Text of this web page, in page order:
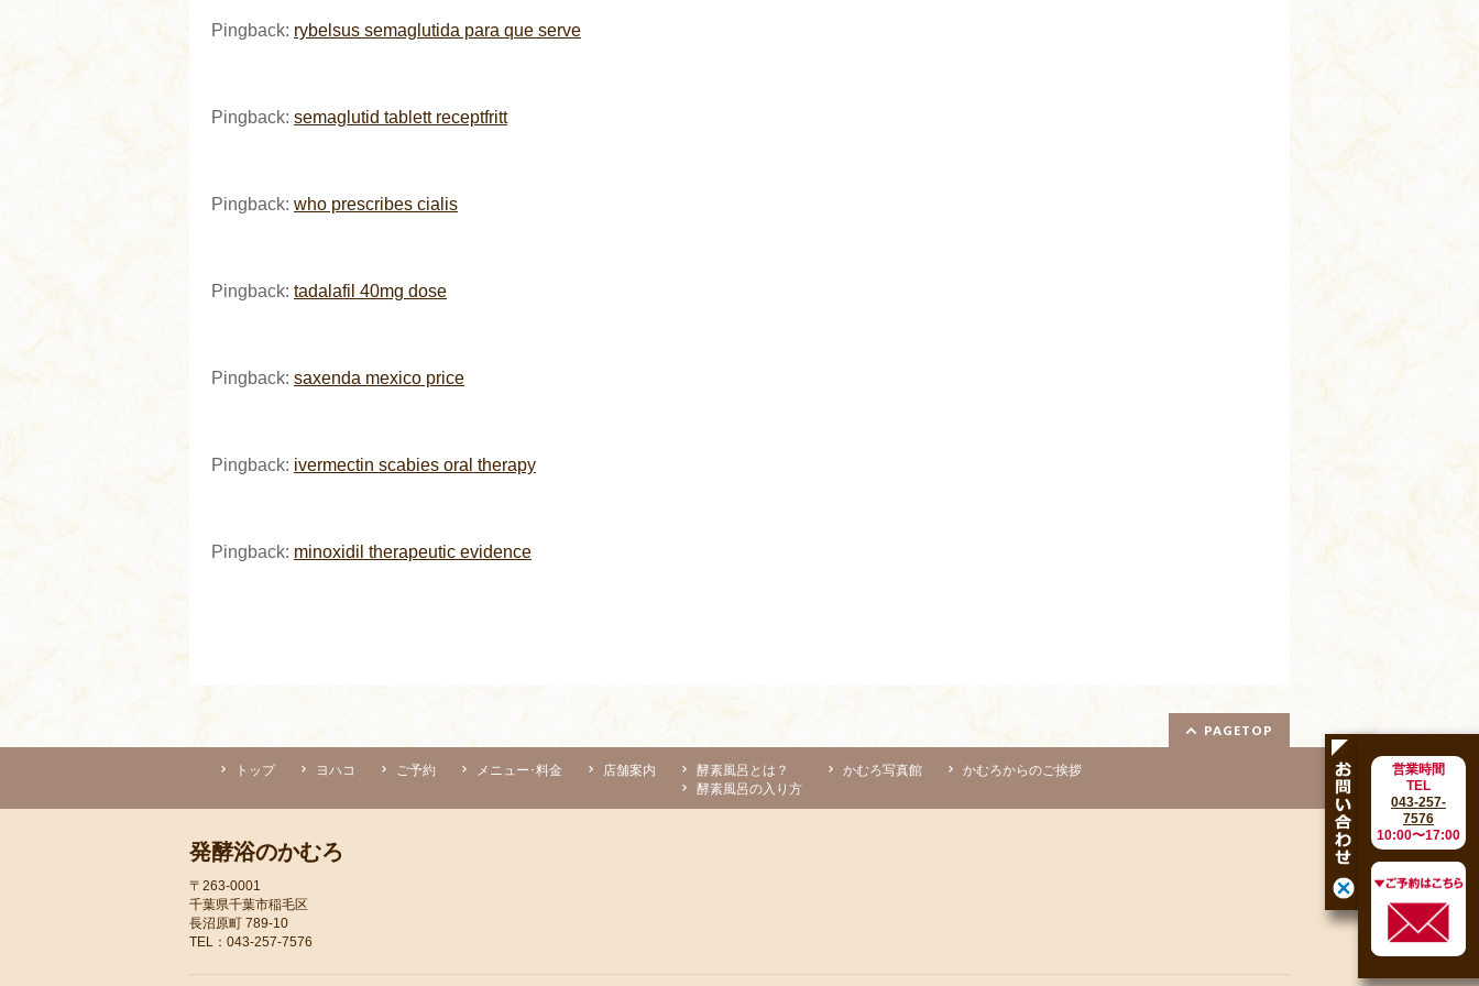
Pingback: rybelsus semaglutida para que serve
Pingback: semaglutid tablett receptfritt
Pingback: who prescribes cialis
Pingback: tadalafil 40mg dose
Pingback: saxenda mexico price
Pingback: ivermectin scabies oral therapy
Pingback: minoxidil therapeutic evidence
PAGETOP
トップ ヨハコ ご予約 メニュー･料金 店舗案内
酵素風呂とは？
酵素風呂の入り方
かむろ写真館 かむろからのご挨拶
発酵浴のかむろ
〒263-0001
千葉県千葉市稲毛区
長沼原町 789-10
TEL：043-257-7576
営業時間
TEL
043-257-
7576
10:00〜17:00